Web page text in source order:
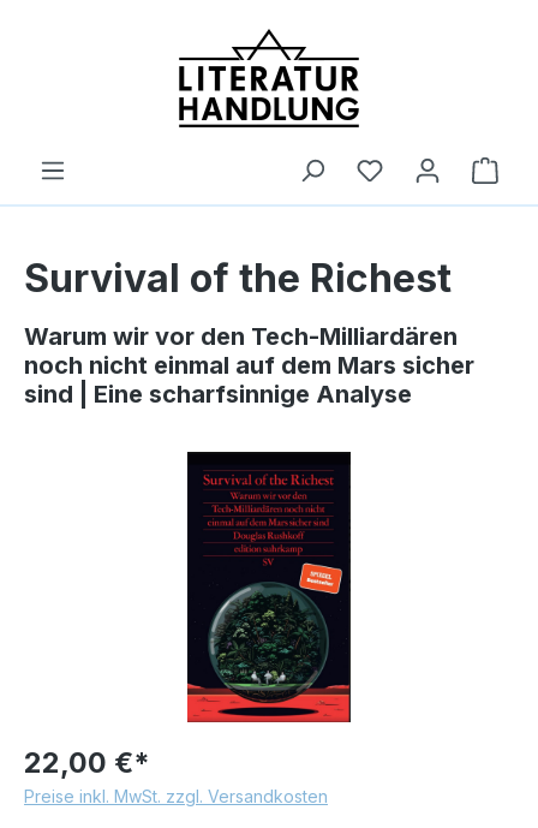
Survival of the Richest
Warum wir vor den Tech-Milliardären
noch nicht einmal auf dem Mars sicher
sind | Eine scharfsinnige Analyse
22,00 €*
Preise inkl. MwSt. zzgl. Versandkosten